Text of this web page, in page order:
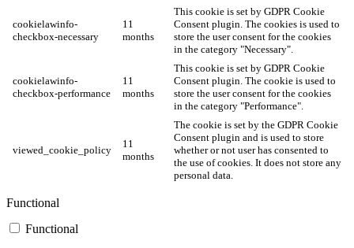
cookielawinfo-
checkbox-necessary
11
months
This cookie is set by GDPR Cookie
Consent plugin. The cookies is used to
store the user consent for the cookies
in the category "Necessary".
cookielawinfo-
checkbox-performance
11
months
This cookie is set by GDPR Cookie
Consent plugin. The cookie is used to
store the user consent for the cookies
in the category "Performance".
viewed_cookie_policy
11
months
The cookie is set by the GDPR Cookie
Consent plugin and is used to store
whether or not user has consented to
the use of cookies. It does not store any
personal data.
Functional
Functional